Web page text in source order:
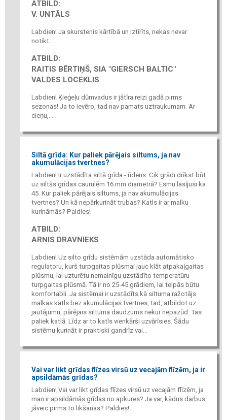
ATBILD:
V. UNTĀLS
Labdien! Ja skurstenis kārtībā un iztīrīts, nekas nevar
notikt....
ATBILD:
RAITIS BĒRTIŅŠ, SIA "GIERSCH BALTIC"
VALDES LOCEKLIS
Labdien! Ķieģeļu dūmvadus ir jātīra reizi gadā pirms
sezonas! Ja to ievēro, tad nav pamats uztraukumam. Ar
cieņu,...
Siltā grīda: Kur paliek pārējais siltums, ja nav
akumulācijas tvertnes?
Labdien! Ir uzstādīta siltā grīda - ūdens. Cik grādi drīkst būt
uz siltās grīdas caurulēm 16 mm diametrā? Esmu lasījusi ka
45. Kur paliek pārējais siltums, ja nav akumulācijas
tvertnes? Un kā nepārkurināt trubas? Katls ir ar malku
kurināmās? Paldies!
ATBILD:
ARNIS DRAVNIEKS
Labdien! Uz silto grīdu sistēmām uzstāda automātisko
regulatoru, kurš turpgaitas plūsmai jauc klāt atpakaļgaitas
plūsmu, lai uzturētu nemainīgu uzstādīto temperatūru
turpgaitas plūsmā. Tā ir no 25-45 grādiem, lai telpās būtu
komfortabli. Ja sistēmai ir uzstādīts kā siltuma ražotājs
malkas katls bez akumulācijas tvertnes, tad, atbildot uz
jautājumu, pārējais siltuma daudzums nekur nepazūd. Tas
paliek katlā. Līdz ar to katls vienkārši uzvārīsies. Šādu
sistēmu kurināt ir praktiski gandrīz vai...
Vai var likt grīdas flīzes virsū uz vecajām flīzēm, ja ir
apsildāmās grīdas?
Labdien! Vai var likt grīdas flīzes virsū uz vecajām flīzēm, ja
man ir apsildāmās grīdas no apkures? Ja var, kādus darbus
jāveic pirms to likšanas? Paldies!